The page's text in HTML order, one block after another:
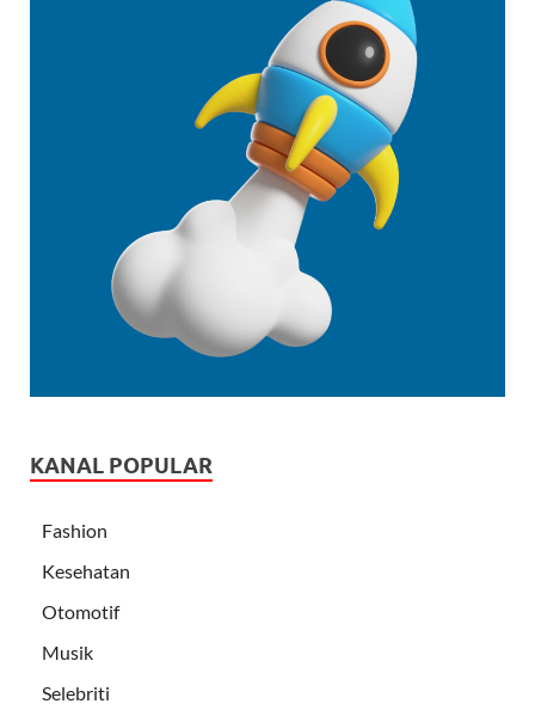
KANAL POPULAR
Fashion
Kesehatan
Otomotif
Musik
Selebriti